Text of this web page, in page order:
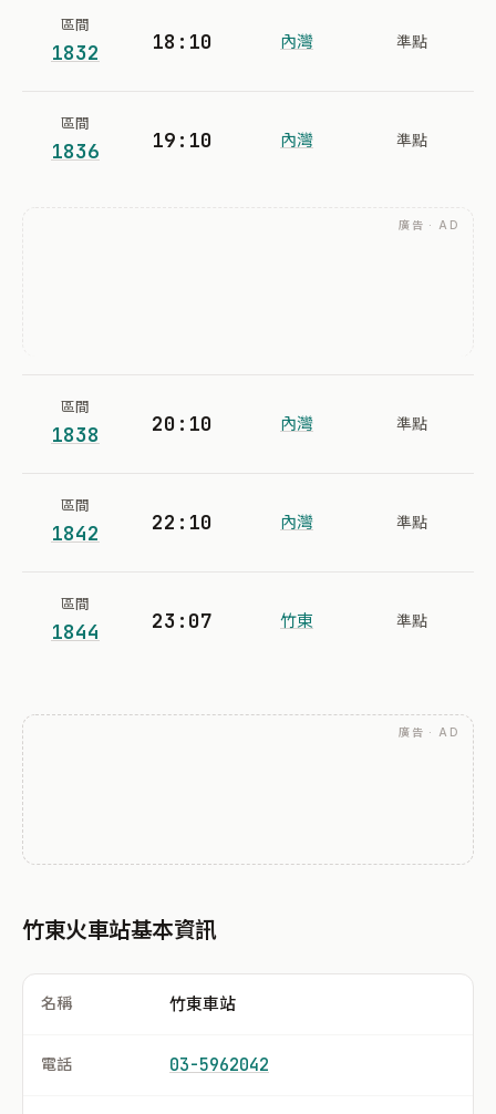
區間
1832 18:10 內灣 準點
區間
1836 19:10 內灣 準點
廣告 · AD
區間
1838 20:10 內灣 準點
區間
1842 22:10 內灣 準點
區間
1844 23:07 竹東 準點
廣告 · AD
竹東火車站基本資訊
名稱 竹東車站
電話 03-5962042